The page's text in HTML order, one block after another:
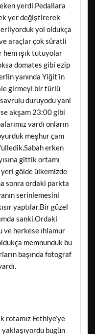
yerdi.Pedallara
yer değiştirerek
yol oldukça
araçlar çok süratli
ışık tutuyolar
domates gibi ezip
yanında Yiğit’in
girmeyi bir türlü
duruyodu yani
akşam 23:00 gibi
vardı onların
meşhur çam
erken
gittik ortamı
gölde ülkemizde
sonra ordaki parkta
serinlemesini
yaptılar.Bir güzel
sanki.Ordaki
herkese ıhlamur
memnunduk bu
başında fotograf
rotamız Fethiye’ye
bugün